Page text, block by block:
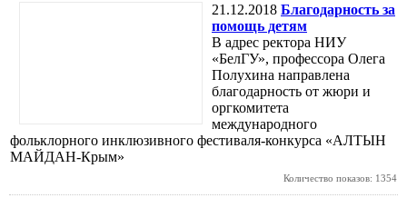
21.12.2018 Благодарность за
помощь детям
В адрес ректора НИУ
«БелГУ», профессора Олега
Полухина направлена
благодарность от жюри и
оргкомитета
международного
фольклорного инклюзивного фестиваля-конкурса «АЛТЫН
МАЙДАН-Крым»
Количество показов: 1354